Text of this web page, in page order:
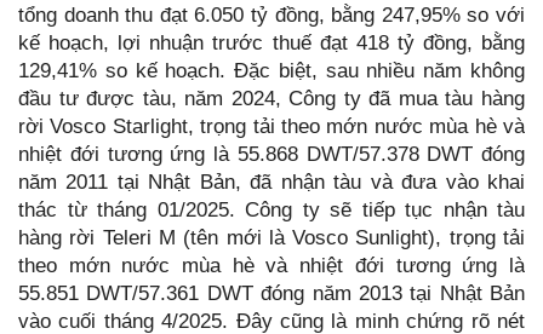
tổng doanh thu đạt 6.050 tỷ đồng, bằng 247,95% so với
kế hoạch, lợi nhuận trước thuế đạt 418 tỷ đồng, bằng
129,41% so kế hoạch. Đặc biệt, sau nhiều năm không
đầu tư được tàu, năm 2024, Công ty đã mua tàu hàng
rời Vosco Starlight, trọng tải theo mớn nước mùa hè và
nhiệt đới tương ứng là 55.868 DWT/57.378 DWT đóng
năm 2011 tại Nhật Bản, đã nhận tàu và đưa vào khai
thác từ tháng 01/2025. Công ty sẽ tiếp tục nhận tàu
hàng rời Teleri M (tên mới là Vosco Sunlight), trọng tải
theo mớn nước mùa hè và nhiệt đới tương ứng là
55.851 DWT/57.361 DWT đóng năm 2013 tại Nhật Bản
vào cuối tháng 4/2025. Đây cũng là minh chứng rõ nét